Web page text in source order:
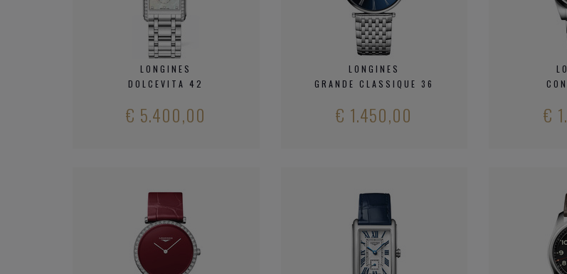
LONGINES
DOLCEVITA 42
€ 5.400,00
LONGINES
GRANDE CLASSIQUE 36
€ 1.450,00 €